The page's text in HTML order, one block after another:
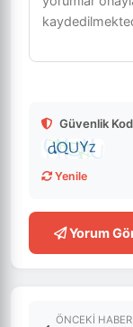
Güvenlik
Yenile
Yorum
ÖNCEKI HABER